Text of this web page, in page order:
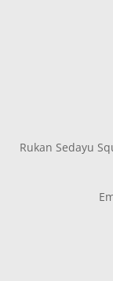
Rukan Sedayu